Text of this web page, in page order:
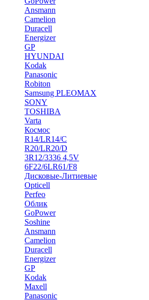
Ansmann
Camelion
Duracell
Energizer
GP
HYUNDAI
Kodak
Panasonic
Robiton
Samsung PLEOMAX
SONY
TOSHIBA
Varta
Космос
R14/LR14/C
R20/LR20/D
3R12/3336 4,5V
6F22/6LR61/F8
Дисковые-Литиевые
Opticell
Perfeo
Облик
GoPower
Soshine
Ansmann
Camelion
Duracell
Energizer
GP
Kodak
Maxell
Panasonic